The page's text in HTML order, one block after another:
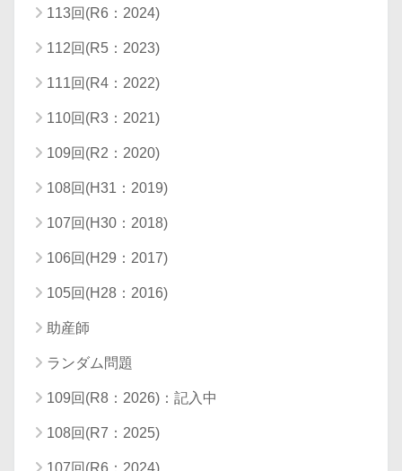
113回(R6：2024)
112回(R5：2023)
111回(R4：2022)
110回(R3：2021)
109回(R2：2020)
108回(H31：2019)
107回(H30：2018)
106回(H29：2017)
105回(H28：2016)
助産師
ランダム問題
109回(R8：2026)：記入中
108回(R7：2025)
107回(R6：2024)